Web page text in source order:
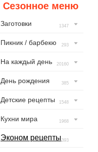
Сезонное меню
Заготовки 1347
Пикник / барбекю 293
На каждый день 20160
День рождения 385
Детские рецепты 1548
Кухни мира 1968
Эконом рецепты393